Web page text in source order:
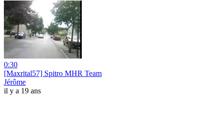
0:30
[Maxrital57] Spitro MHR Team
Jérôme
il y a 19 ans